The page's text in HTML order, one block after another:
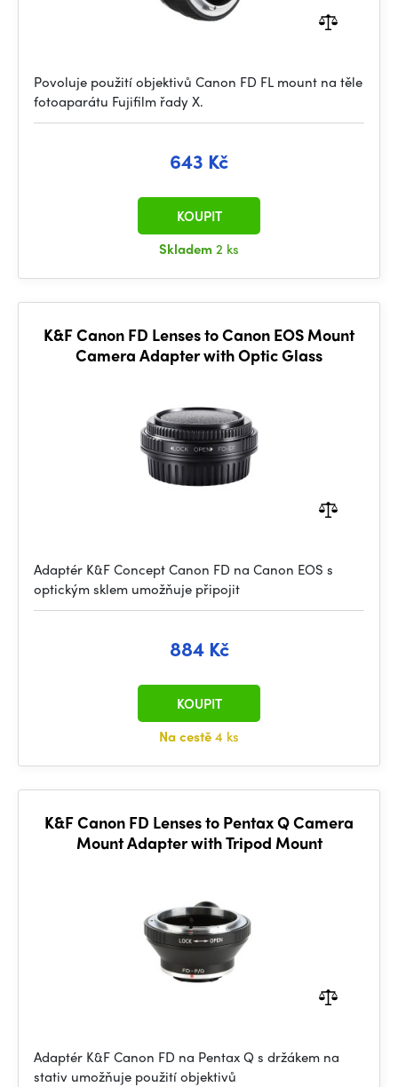
Povoluje použití objektivů Canon FD FL mount na těle
fotoaparátu Fujifilm řady X.
643 Kč
Skladem2 ks
KOUPIT
K&F Canon FD Lenses to Canon EOS Mount
Camera Adapter with Optic Glass
Adaptér K&F Concept Canon FD na Canon EOS s
optickým sklem umožňuje připojit
884 Kč
Na cestě4 ks
KOUPIT
K&F Canon FD Lenses to Pentax Q Camera
Mount Adapter with Tripod Mount
Adaptér K&F Canon FD na Pentax Q s držákem na
stativ umožňuje použití objektivů